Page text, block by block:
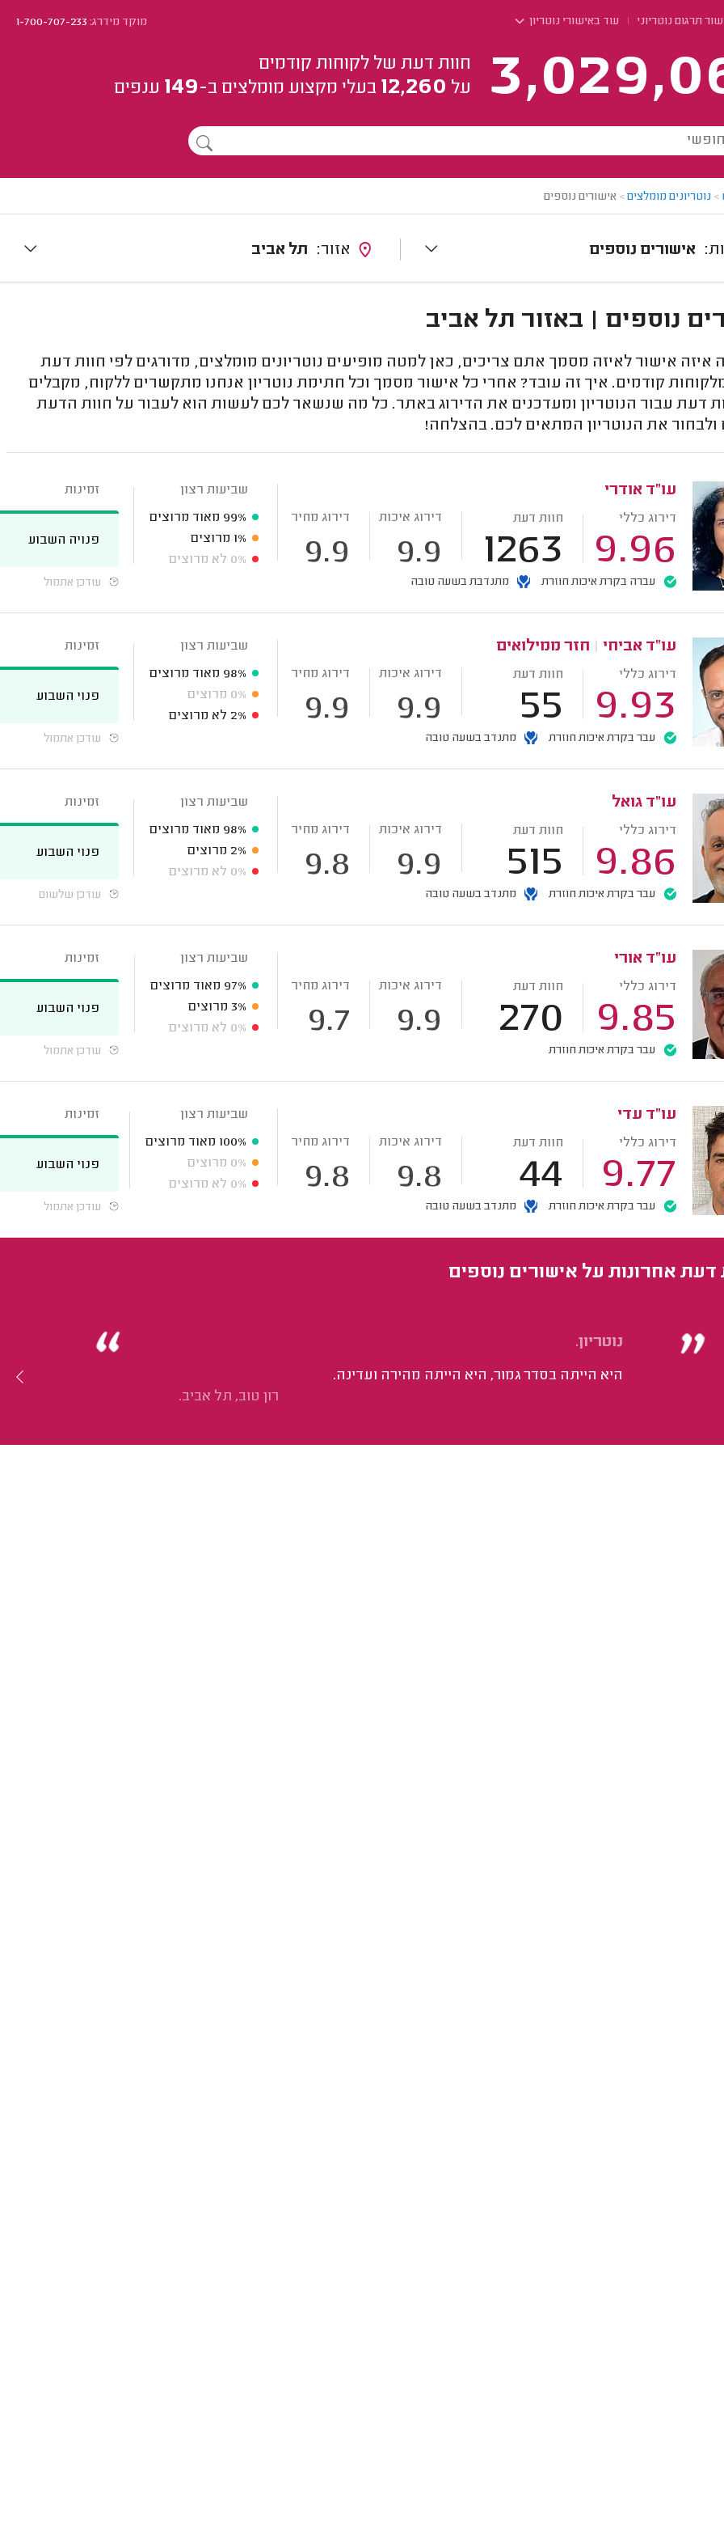
תרגום נוטריוני עוד באישורי נוטריון מוקד מידרג:1-700-707-233
חוות דעת של לקוחות קודמים
על 12,260 בעלי מקצוע מומלצים ב-149 ענפים
> נוטריונים מומלצים> אישורים נוספים
אישורים נוספים תל אביב
נוספים | באזור תל אביב
איזה אישור לאיזה מסמך אתם צריכים, כאן למטה מופיעים נוטריונים מומלצים, מדורגים לפי חוות דעת
מלקוחות קודמים. איך זה עובד? אחרי כל אישור מסמך וכל חתימת נוטריון אנחנו מתקשרים ללקוח, מקבלים
דעת עבור הנוטריון ומעדכנים את הדירוג באתר. כל מה שנשאר לכם לעשות הוא לעבור על חוות הדעת
ולבחור את הנוטריון המתאים לכם. בהצלחה!
עו"ד אודרי
דירוג כללי
9.96
חוות דעת
1263
דירוג איכות
9.9
דירוג מחיר
9.9
עברה בקרת איכות חוזרת מתנדבת בשעה טובה
שביעות רצון
99% מאוד מרוצים
1% מרוצים
0% לא מרוצים
זמינות
פנויה השבוע
עודכן אתמול
עו"ד אביחי חזר ממילואים
דירוג כללי
9.93
חוות דעת
55
דירוג איכות
9.9
דירוג מחיר
9.9
עבר בקרת איכות חוזרת מתנדב בשעה טובה
שביעות רצון
98% מאוד מרוצים
0% מרוצים
2% לא מרוצים
זמינות
פנוי השבוע
עודכן אתמול
עו"ד גואל
דירוג כללי
9.86
חוות דעת
515
דירוג איכות
9.9
דירוג מחיר
9.8
עבר בקרת איכות חוזרת מתנדב בשעה טובה
שביעות רצון
98% מאוד מרוצים
2% מרוצים
0% לא מרוצים
זמינות
פנוי השבוע
עודכן שלשום
עו"ד אורי
דירוג כללי
9.85
חוות דעת
270
דירוג איכות
9.9
דירוג מחיר
9.7
עבר בקרת איכות חוזרת
שביעות רצון
97% מאוד מרוצים
3% מרוצים
0% לא מרוצים
זמינות
פנוי השבוע
עודכן אתמול
עו"ד עדי
דירוג כללי
9.77
חוות דעת
44
דירוג איכות
9.8
דירוג מחיר
9.8
עבר בקרת איכות חוזרת מתנדב בשעה טובה
שביעות רצון
100% מאוד מרוצים
0% מרוצים
0% לא מרוצים
זמינות
פנוי השבוע
עודכן אתמול
דעת אחרונות על אישורים נוספים
נוטריון.
היא הייתה בסדר גמור, היא הייתה מהירה ועדינה.
רון טוב, תל אביב.